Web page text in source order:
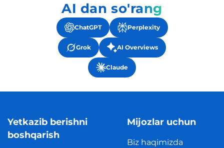
AI dan so'rang
ChatGPT Perplexity
Grok AI Overviews
Claude
Yetkazib berishni
boshqarish
Mijozlar uchun
Biz haqimizda